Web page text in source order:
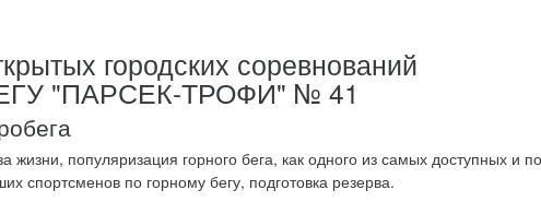
городских соревнований
"ПАРСЕК-ТРОФИ" № 41
жизни, популяризация горного бега, как одного из самых доступных и
спортсменов по горному бегу, подготовка резерва.